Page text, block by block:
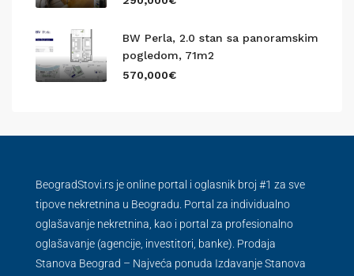
BW Perla, 2.0 stan sa panoramskim
pogledom, 71m2
570,000€
BeogradStovi.rs je online portal i oglasnik broj #1 za sve
tipove nekretnina u Beogradu. Portal za individualno
oglašavanje nekretnina, kao i portal za profesionalno
oglašavanje (agencije, investitori, banke). Prodaja
Stanova Beograd – Najveća ponuda Izdavanje Stanova